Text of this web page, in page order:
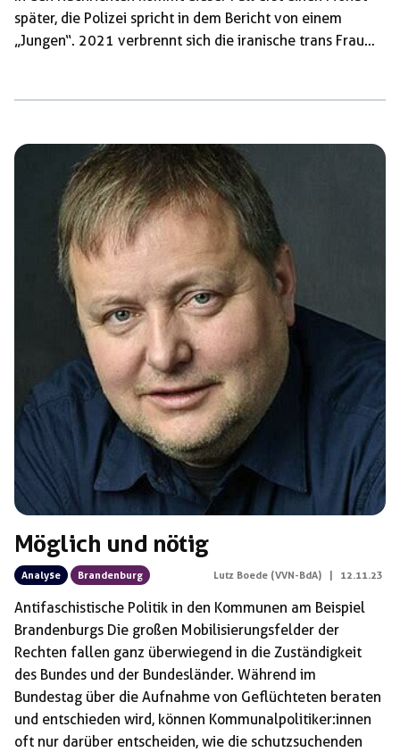
später, die Polizei spricht in dem Bericht von einem
„Jungen“. 2021 verbrennt sich die iranische trans Frau
meistens von Faschisten des III. Wegs. LGBTI+
Feindlichkeit ist in […]
Möglich und nötig
Analyse Brandenburg Lutz Boede (VVN-BdA) | 12.11.23
Antifaschistische Politik in den Kommunen am Beispiel
Brandenburgs Die großen Mobilisierungsfelder der
Rechten fallen ganz überwiegend in die Zuständigkeit
des Bundes und der Bundesländer. Während im
Bundestag über die Aufnahme von Geflüchteten beraten
und entschieden wird, können Kommunalpolitiker:innen
oft nur darüber entscheiden, wie die schutzsuchenden